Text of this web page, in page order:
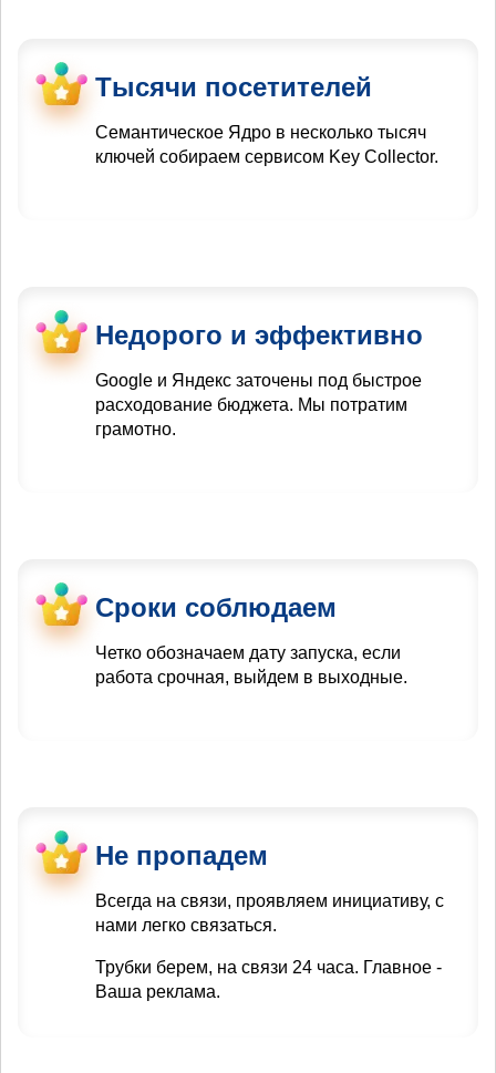
Тысячи посетителей
Семантическое Ядро в несколько тысяч
ключей собираем сервисом Key Collector.
Недорого и эффективно
Google и Яндекс заточены под быстрое
расходование бюджета. Мы потратим
грамотно.
Сроки соблюдаем
Четко обозначаем дату запуска, если
работа срочная, выйдем в выходные.
Не пропадем
Всегда на связи, проявляем инициативу, с
нами легко связаться.
Трубки берем, на связи 24 часа. Главное -
Ваша реклама.